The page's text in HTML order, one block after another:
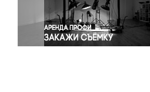
Экология
Экономика и бизнес